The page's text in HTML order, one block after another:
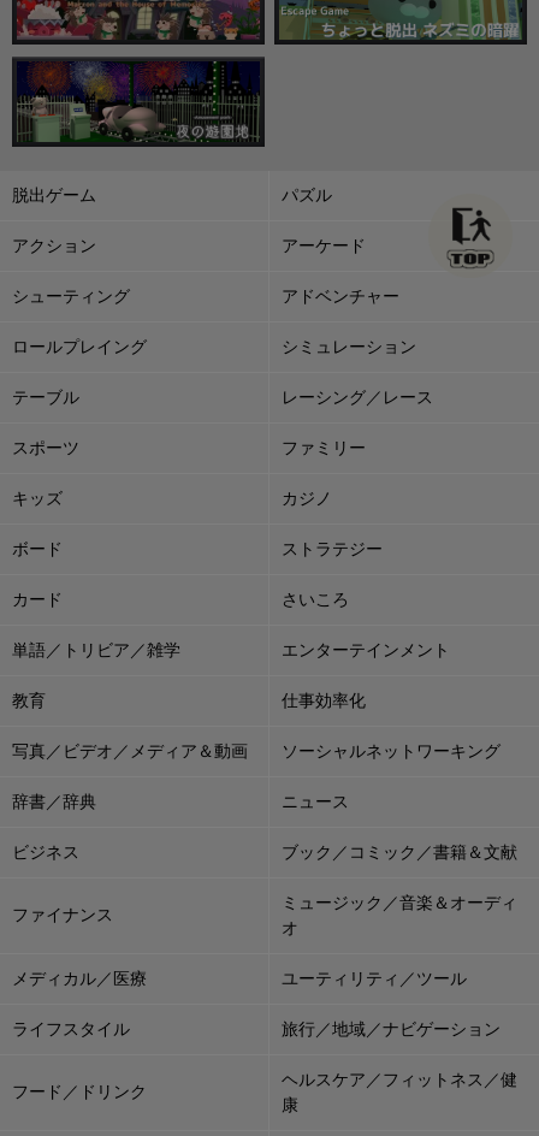
脱出ゲーム パズル
アクション アーケード
シューティング アドベンチャー
ロールプレイング シミュレーション
テーブル レーシング／レース
スポーツ ファミリー
キッズ カジノ
ボード ストラテジー
カード さいころ
単語／トリビア／雑学 エンターテインメント
教育 仕事効率化
写真／ビデオ／メディア＆動画 ソーシャルネットワーキング
辞書／辞典 ニュース
ビジネス ブック／コミック／書籍＆文献
ファイナンス
ミュージック／音楽＆オーディ
オ
メディカル／医療 ユーティリティ／ツール
ライフスタイル 旅行／地域／ナビゲーション
フード／ドリンク
ヘルスケア／フィットネス／健
康